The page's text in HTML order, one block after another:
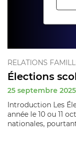
RELATIONS
Élections
25 septembre 2025
Introduction Les
année le 10 ou 11
nationales,